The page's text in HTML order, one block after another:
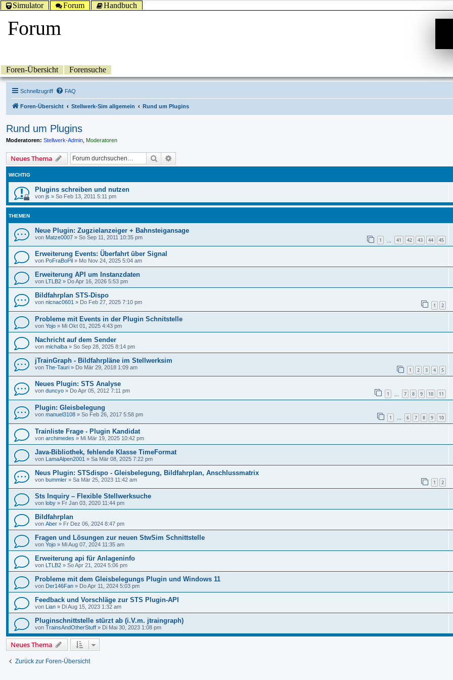
Simulator Forum Handbuch
Forum
Foren-Übersicht Forensuche
Schnellzugriff FAQ
Foren-Übersicht Stellwerk-Sim allgemein Rund um Plugins
Rund um Plugins
Moderatoren: Stellwerk-Admin Moderatoren
Neues Thema Suche
WICHTIG
Plugins schreiben und nutzen
von js » So Feb 13, 2011 5:11 pm
THEMEN
Neue Plugin: Zugzielanzeiger + Bahnsteigansage
von Matze0007 » So Sep 11, 2011 10:35 pm 1 41 42 43 44 45
Erweiterung Events: Überfahrt über Signal
von PoFraBoPil » Mo Nov 24, 2025 5:04 am
Erweiterung API um Instanzdaten
von LTLB2 » Do Apr 16, 2026 5:53 pm
Bildfahrplan STS-Dispo
von nicnac0601 » Do Feb 27, 2025 7:10 pm 1 2
Probleme mit Events in der Plugin Schnitstelle
von Yojo » Mi Okt 01, 2025 4:43 pm
Nachricht auf dem Sender
von michalba » So Sep 28, 2025 8:14 pm
jTrainGraph - Bildfahrpläne im Stellwerksim
von The-Tauri » Do Mär 29, 2018 1:09 am 1 2 3 4 5
Neues Plugin: STS Analyse
von duncyo » Do Apr 05, 2012 7:11 pm 1 7 8 9 10 11
Plugin: Gleisbelegung
von manuel3108 » So Feb 26, 2017 5:58 pm 1 … 6 7 8 9 10
Trainliste Frage - Plugin Kandidat
von archimedes » Mi Mär 19, 2025 10:42 pm
Java-Bibliothek, fehlende Klasse TimeFormat
von LamaAlpen2001 » Sa Mär 08, 2025 7:22 pm
Neus Plugin: STSdispo - Gleisbelegung, Bildfahrplan, Anschlussmatrix
von bummler » Sa Mär 25, 2023 11:42 am 1 2
Sts Inquiry – Flexible Stellwerksuche
von loby » Fr Jan 03, 2020 11:44 pm
Bildfahrplan
von Aber » Fr Dez 06, 2024 8:47 pm
Fragen und Lösungen zur neuen StwSim Schnittstelle
von Yojo » Mi Aug 07, 2024 11:35 am
Erweiterung api für Anlageninfo
von LTLB2 » So Apr 21, 2024 5:06 pm
Probleme mit dem Gleisbelegungs Plugin und Windows 11
von Der146Fan » Do Apr 11, 2024 5:03 pm
Feedback und Vorschläge zur STS Plugin-API
von Lian » Di Aug 15, 2023 1:32 am
Pluginschnittstelle stürzt ab (i.V.m. jtraingraph)
von TrainsAndOtherStuff » Di Mai 30, 2023 1:08 pm
Neues Thema
Zurück zur Foren-Übersicht